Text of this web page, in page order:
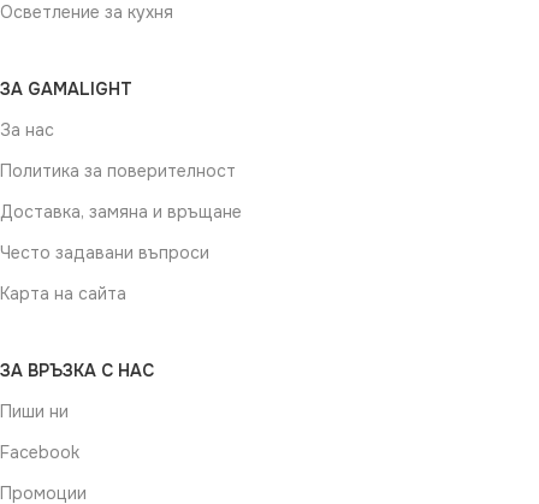
Осветление за кухня
ЗА GAMALIGHT
За нас
Политика за поверителност
Доставка, замяна и връщане
Често задавани въпроси
Карта на сайта
ЗА ВРЪЗКА С НАС
Пиши ни
Facebook
Промоции